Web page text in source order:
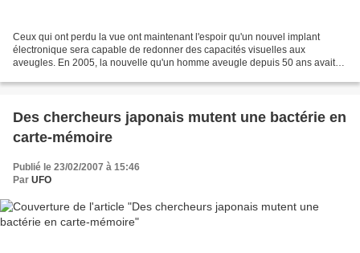
Ceux qui ont perdu la vue ont maintenant l'espoir qu'un nouvel implant
électronique sera capable de redonner des capacités visuelles aux
aveugles. En 2005, la nouvelle qu'un homme aveugle depuis 50 ans avait
Des chercheurs japonais mutent une bactérie en
carte-mémoire
Publié le 23/02/2007 à 15:46
Par UFO